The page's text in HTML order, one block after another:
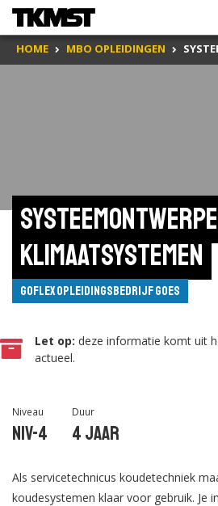
HOME MBO OPLEIDINGEN
klimaatsystemen
Goflex Opleidingsbedrijf Goes
Let op: deze informatie komt uit
actueel.
Niveau
Niv-4
Duur
4 jaar
Als servicetechnicus koudetechniek
koudesystemen klaar voor gebruik. Je